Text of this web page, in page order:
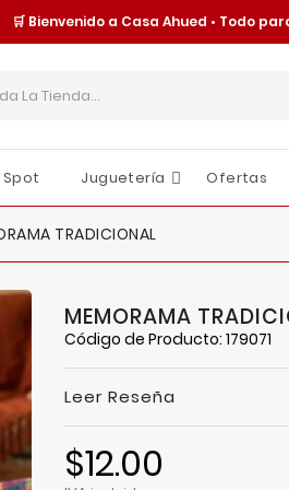
🛒 Bienvenido a Casa Ahued • Todo
Spot Juguetería Ofertas
TRADICIONAL
MEMORAMA
Código de Producto: 179071
Leer Reseña
$12.00